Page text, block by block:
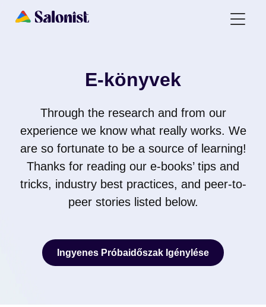
E-könyvek
Through the research and from our
experience we know what really works. We
are so fortunate to be a source of learning!
Thanks for reading our e-books’ tips and
tricks, industry best practices, and peer-to-
peer stories listed below.
Ingyenes Próbaidőszak Igénylése